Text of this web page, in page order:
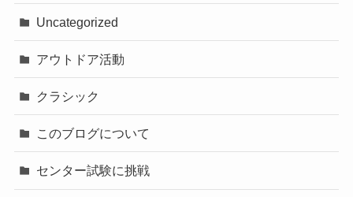
Uncategorized
アウトドア活動
クラシック
このブログについて
センター試験に挑戦